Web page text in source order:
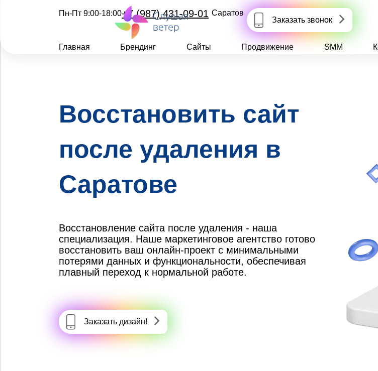
Пн-Пт 9:00-18:00+7 (987) 431-09-01 Саратов
Заказать звонок
Главная Брендинг Сайты Продвижение SMM
Восстановить сайт
после удаления в
Саратове
Восстановление сайта после удаления - наша
специализация. Наше маркетинговое агентство готово
восстановить ваш онлайн-проект с минимальными
потерями данных и функциональности, обеспечивая
плавный переход к нормальной работе.
Заказать дизайн!